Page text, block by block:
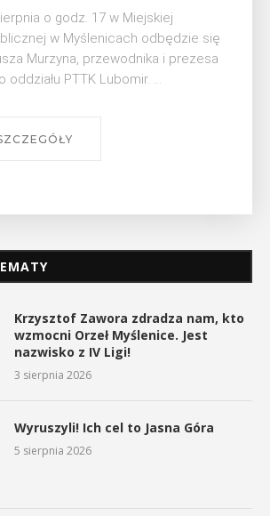
o godz. 17 w Miejskiej
w Myślenicach odbędzie się
Murzyna, przewodnika i prezesa
oddziału PTTK Lubomir. ...
Krzysztof Zawora zdradza nam, kto
wzmocni Orzeł Myślenice. Jest
nazwisko z IV Ligi!
3 sierpnia 2026
Wyruszyli! Ich cel to Jasna Góra
5 sierpnia 2026